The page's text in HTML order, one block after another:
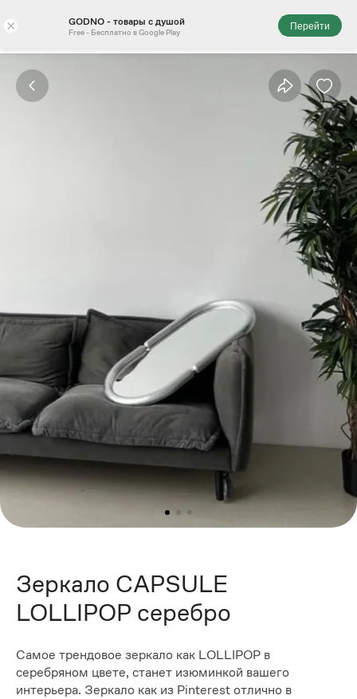
× GODNO - товары с душой
Free - Бесплатно в Google Play
Перейти
Зеркало CAPSULE
LOLLIPOP серебро
Самое трендовое зеркало как LOLLIPOP в
серебряном цвете, станет изюминкой вашего
интерьера. Зеркало как из Pinterest отлично в